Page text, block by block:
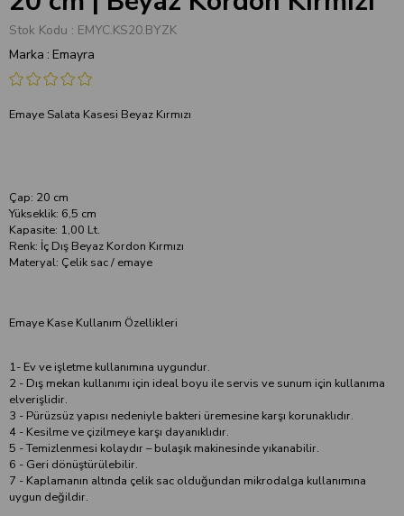
Stok Kodu
EMYC.KS20.BYZK
Marka : Emayra
Emaye Salata Kasesi Beyaz Kırmızı
Çap: 20 cm
Yükseklik: 6,5 cm
Kapasite: 1,00 Lt.
Renk: İç Dış Beyaz Kordon Kırmızı
Materyal: Çelik sac / emaye
Emaye Kase Kullanım Özellikleri
1- Ev ve işletme kullanımına uygundur.
2 - Dış mekan kullanımı için ideal boyu ile servis ve sunum için kullanıma
elverişlidir.
3 - Pürüzsüz yapısı nedeniyle bakteri üremesine karşı korunaklıdır.
4 - Kesilme ve çizilmeye karşı dayanıklıdır.
5 - Temizlenmesi kolaydır – bulaşık makinesinde yıkanabilir.
6 - Geri dönüştürülebilir.
7 - Kaplamanın altında çelik sac olduğundan mikrodalga kullanımına
uygun değildir.